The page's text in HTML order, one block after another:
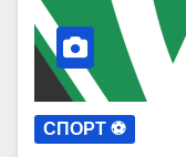
СПОРТ ⚽️